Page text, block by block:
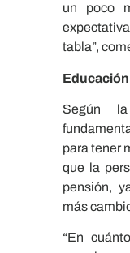
un poco
tabla”,
Según
para tener
que la
pensión,
más
“En